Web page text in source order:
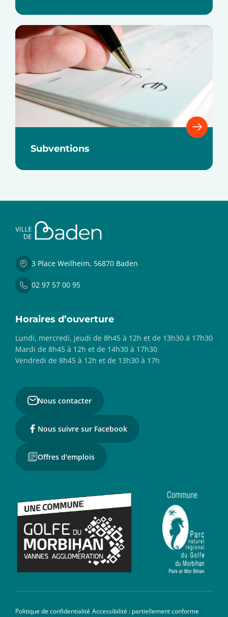
Subventions
3 Place Weilheim, 56870 Baden
02 97 57 00 95
Horaires d’ouverture
Lundi, mercredi, jeudi de 8h45 à 12h et de 13h30 à 17h30
Mardi de 8h45 à 12h et de 14h30 à 17h30
Vendredi de 8h45 à 12h et de 13h30 à 17h
Nous contacter
Nous suivre sur Facebook
Offres d'emplois
Politique de confidentialité Accessibilité : partiellement conforme